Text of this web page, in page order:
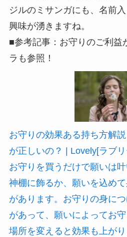
ジルのミサンガにも、名前
興味が湧きますね。
■参考記事：お守りのご利益
ラも参照！
お守りの効果ある持ち方解
が正しいの？ | Lovely[ラブ
お守りを買うだけで願いは
神棚に飾るか、願いを込め
があります。お守りの身に
があって、願いによってお
場所を変えると効果も上が